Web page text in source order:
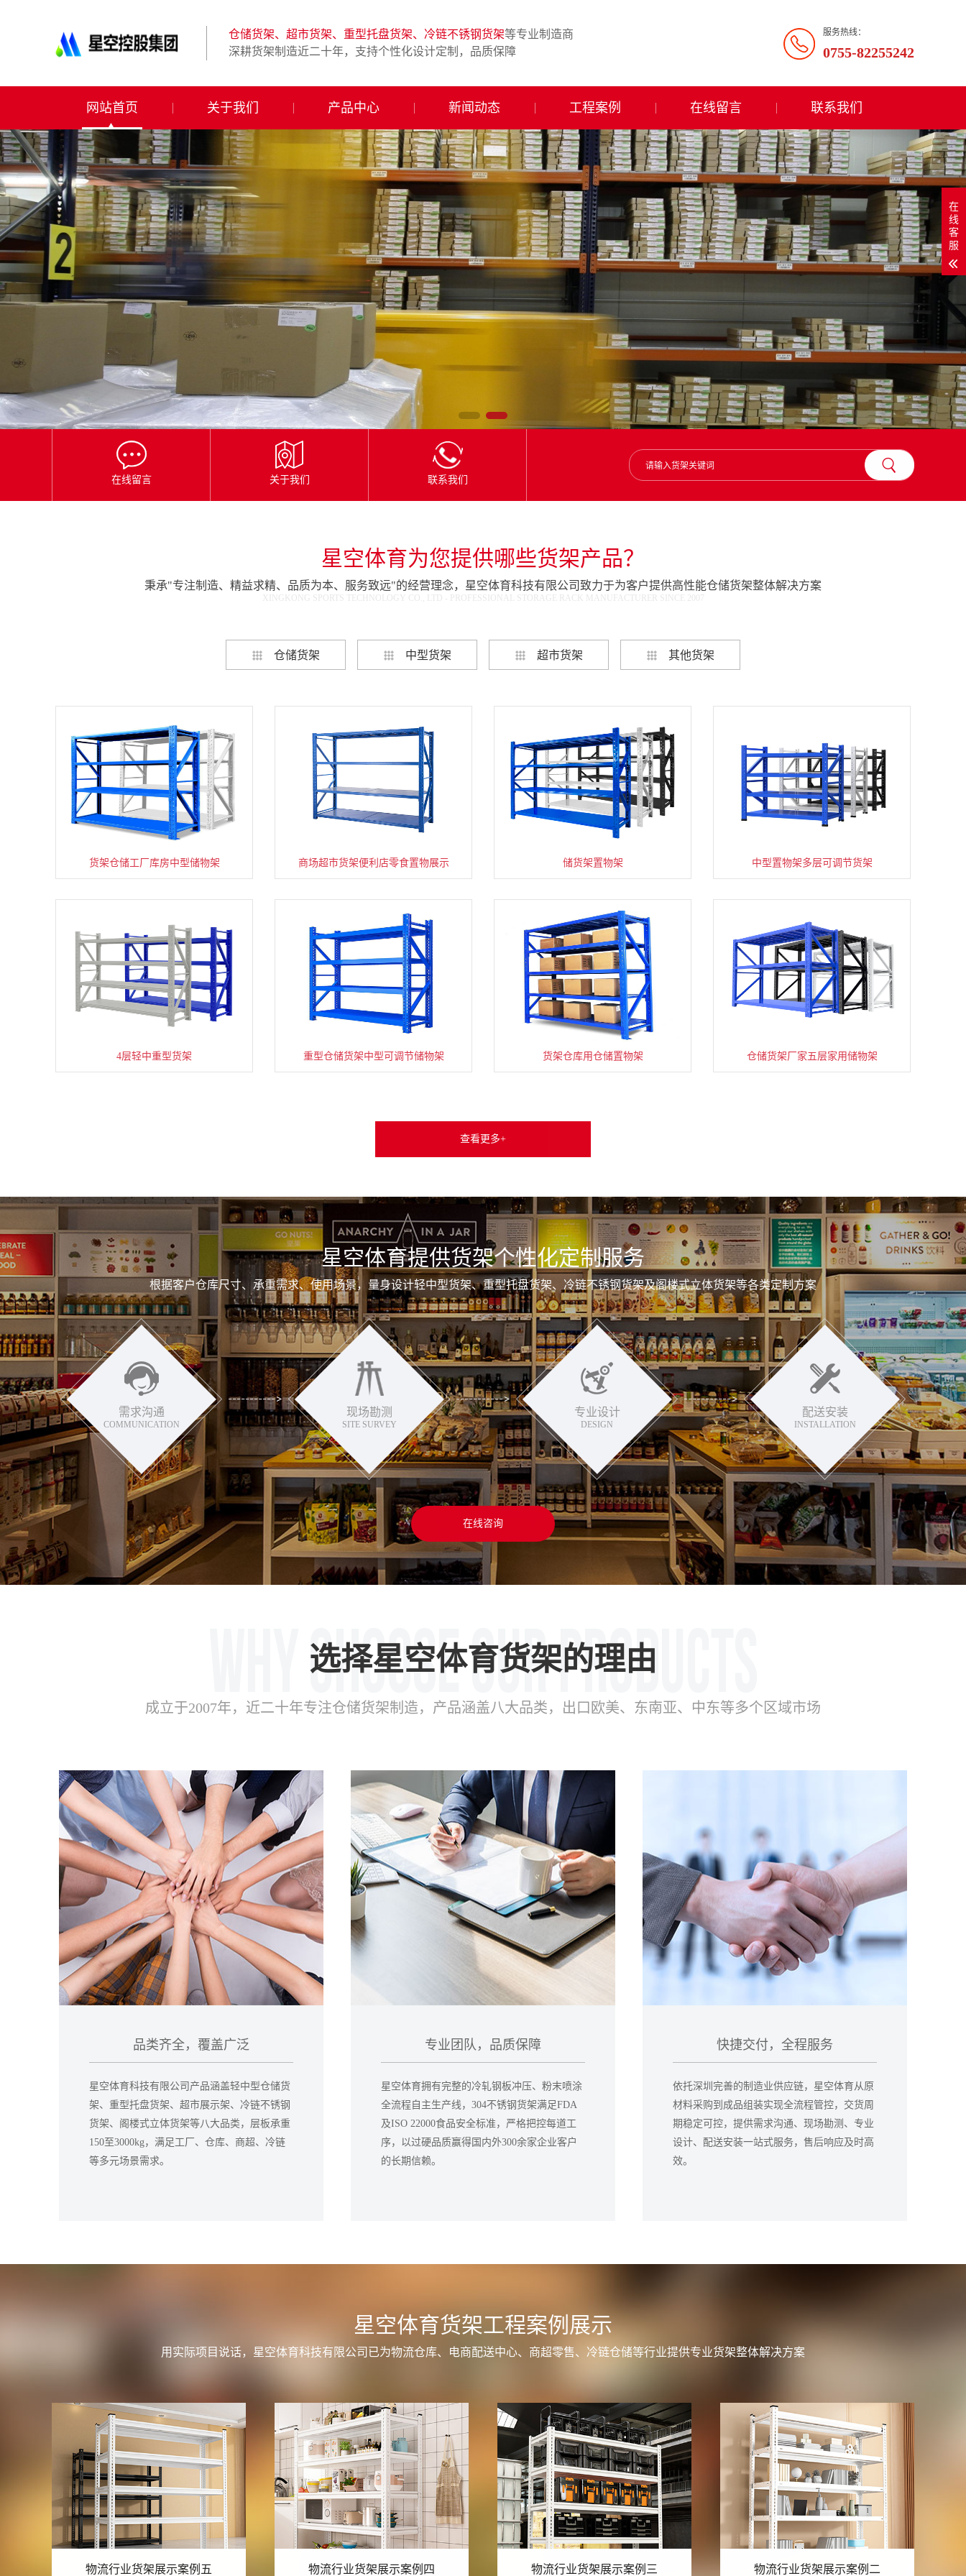
有
仓
储
货
架|
超
货
架|
重
型
货
架
制
造
网
服务热线：
0755-82255242
仓储货架、超市货架、重型托盘货架、冷链不锈钢货架等专业制造商
深耕货架制造近二十年，支持个性化设计定制，品质保障
网站首页 关于我们 产品中心 新闻动态 工程案例 在线留言 联系我们
在线留言 关于我们 联系我们
星空体育为您提供哪些货架产品？
秉承"专注制造、精益求精、品质为本、服务致远"的经营理念，星空体育科技有限公司致力于为客户提供高性能仓储货架整体解决方案
XINGKONG SPORTS TECHNOLOGY CO., LTD - PROFESSIONAL STORAGE RACK MANUFACTURER SINCE 2007
仓储货架 中型货架 超市货架 其他货架
货架仓储工厂库房中型储物架 商场超市货架便利店零食置物展示 储货架置物架 中型置物架多层可调节货架
4层轻中重型货架 重型仓储货架中型可调节储物架 货架仓库用仓储置物架 仓储货架厂家五层家用储物架
家用货架置物架多层阳台收纳 速装货架多层置物架 超市零食储物架快递货物架 货架仓库用仓储置物架四层展示架
查看更多+
星空体育提供货架个性化定制服务
根据客户仓库尺寸、承重需求、使用场景，量身设计轻中型货架、重型托盘货架、冷链不锈钢货架及阁楼式立体货架等各类定制方案
需求沟通
COMMUNICATION
现场勘测
SITE SURVEY
专业设计
DESIGN
配送安装
INSTALLATION
在线咨询
选择星空体育货架的理由
成立于2007年，近二十年专注仓储货架制造，产品涵盖八大品类，出口欧美、东南亚、中东等多个区域市场
品类齐全，覆盖广泛
星空体育科技有限公司产品涵盖轻中型仓储货
架、重型托盘货架、超市展示架、冷链不锈钢
货架、阁楼式立体货架等八大品类，层板承重
150至3000kg，满足工厂、仓库、商超、冷链
等多元场景需求。
专业团队，品质保障
星空体育拥有完整的冷轧钢板冲压、粉末喷涂
全流程自主生产线，304不锈钢货架满足FDA
及ISO 22000食品安全标准，严格把控每道工
序，以过硬品质赢得国内外300余家企业客户
的长期信赖。
快捷交付，全程服务
依托深圳完善的制造业供应链，星空体育从原
材料采购到成品组装实现全流程管控，交货周
期稳定可控，提供需求沟通、现场勘测、专业
设计、配送安装一站式服务，售后响应及时高
效。
星空体育货架工程案例展示
用实际项目说话，星空体育科技有限公司已为物流仓库、电商配送中心、商超零售、冷链仓储等行业提供专业货架整体解决方案
物流行业货架展示案例四 物流行业货架展示案例三 物流行业货架展示案例二 物流行业货架展示案例一
在
线
客
服